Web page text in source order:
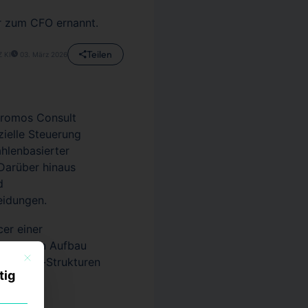
CFO ernannt.
03. März 2026 Teilen
Consult
Steuerung
hinaus
einer
den Aufbau
Strukturen
Mit diesem Button wird der Dialog geschlossen. Seine Funktionalität ist identisch